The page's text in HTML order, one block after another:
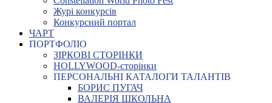
Журі конкурсів
Конкурсний портал
ЧАРТ
ПОРТФОЛІО
ЗІРКОВІ СТОРІНКИ
HOLLYWOOD-сторінки
ПЕРСОНАЛЬНІ КАТАЛОГИ ТАЛАНТІВ
БОРИС ПУГАЧ
ВАЛЕРІЯ ШКОЛЬНА